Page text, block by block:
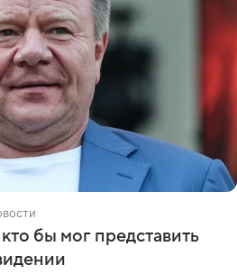
бы мог представить